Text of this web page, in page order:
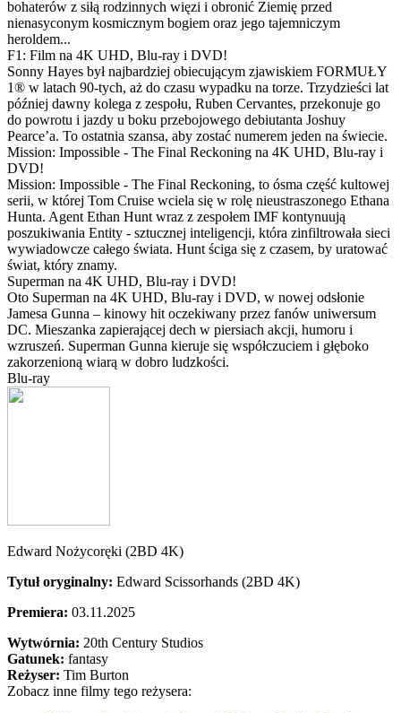
bohaterów z siłą rodzinnych więzi i obronić Ziemię przed
nienasyconym kosmicznym bogiem oraz jego tajemniczym
heroldem...
F1: Film na 4K UHD, Blu-ray i DVD!
Sonny Hayes był najbardziej obiecującym zjawiskiem FORMUŁY
1® w latach 90-tych, aż do czasu wypadku na torze. Trzydzieści lat
później dawny kolega z zespołu, Ruben Cervantes, przekonuje go
do powrotu i jazdy u boku przebojowego debiutanta Joshuy
Pearce’a. To ostatnia szansa, aby zostać numerem jeden na świecie.
Mission: Impossible - The Final Reckoning na 4K UHD, Blu-ray i
DVD!
Mission: Impossible - The Final Reckoning, to ósma część kultowej
serii, w której Tom Cruise wciela się w rolę nieustraszonego Ethana
Hunta. Agent Ethan Hunt wraz z zespołem IMF kontynuują
poszukiwania Entity - sztucznej inteligencji, która zinfiltrowała sieci
wywiadowcze całego świata. Hunt ściga się z czasem, by uratować
świat, który znamy.
Superman na 4K UHD, Blu-ray i DVD!
Oto Superman na 4K UHD, Blu-ray i DVD, w nowej odsłonie
Jamesa Gunna – kinowy hit oczekiwany przez fanów uniwersum
DC. Mieszanka zapierającej dech w piersiach akcji, humoru i
wzruszeń. Superman Gunna kieruje się współczuciem i głęboko
zakorzenioną wiarą w dobro ludzkości.
Blu-ray
Edward Nożycoręki (2BD 4K)
Tytuł oryginalny: Edward Scissorhands (2BD 4K)
Premiera: 03.11.2025
Wytwórnia: 20th Century Studios
Gatunek: fantasy
Reżyser: Tim Burton
Zobacz inne filmy tego reżysera: